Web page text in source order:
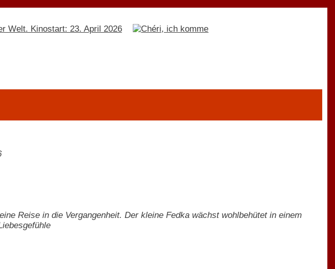
Reise in die Vergangenheit. Der kleine Fedka wächst wohlbehütet in einem